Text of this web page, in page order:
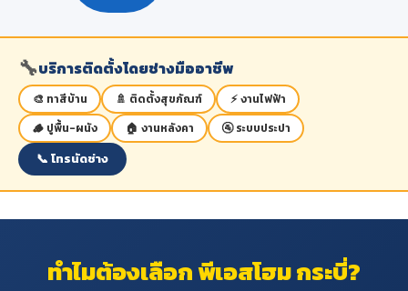
🔧บริการติดตั้งโดยช่างมืออาชีพ
🎨 ทาสีบ้าน 🚿 ติดตั้งสุขภัณฑ์
⚡ งานไฟฟ้า
🪵 ปูพื้น-ผนัง
🏠 งานหลังคา 🚰 ระบบประปา
📞 โทรนัดช่าง
ทำไมต้องเลือก พีเอสโฮม กระบี่?